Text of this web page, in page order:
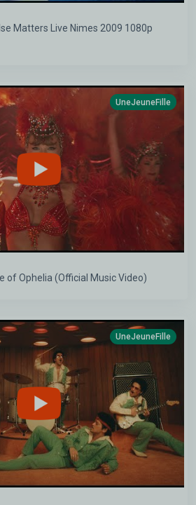
Matters Live Nimes 2009 1080p
UneJeuneFille
of Ophelia (Official Music Video)
UneJeuneFille